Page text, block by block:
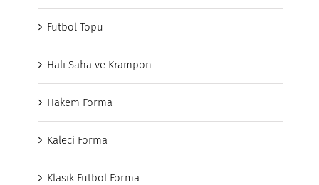
Futbol Topu
Halı Saha ve Krampon
Hakem Forma
Kaleci Forma
Klasik Futbol Forma